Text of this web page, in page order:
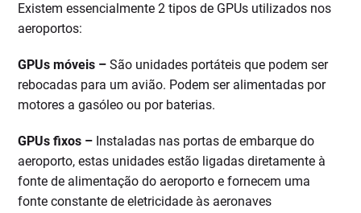
Existem essencialmente 2 tipos de GPUs utilizados nos
aeroportos:
GPUs móveis – São unidades portáteis que podem ser
rebocadas para um avião. Podem ser alimentadas por
motores a gasóleo ou por baterias.
GPUs fixos – Instaladas nas portas de embarque do
aeroporto, estas unidades estão ligadas diretamente à
fonte de alimentação do aeroporto e fornecem uma
fonte constante de eletricidade às aeronaves